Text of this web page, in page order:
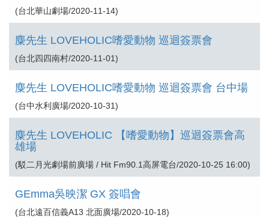
(台北華山劇場/2020-11-14)
麋先生 LOVEHOLIC嗜愛動物 巡迴簽票會
(台北四四南村/2020-11-01)
麋先生 LOVEHOLIC嗜愛動物 巡迴簽票會 台中場
(台中水利廣場/2020-10-31)
麋先生 LOVEHOLIC 【嗜愛動物】巡迴簽票會高
雄場
(駁二月光劇場前廣場 / Hit Fm90.1高屏電台/2020-10-25 16:00)
GEmma吳映潔 GX 簽唱會
(台北遠百信義A13 北面廣場/2020-10-18)